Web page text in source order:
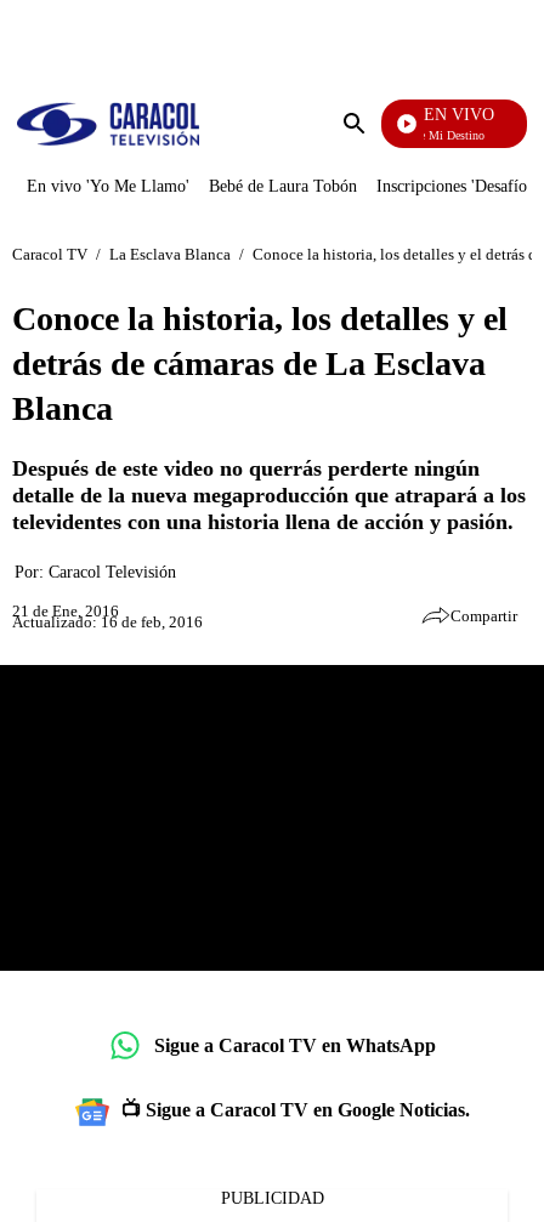
Enviar
EN VIVO
El Juego De Mi Destino
En vivo 'Yo Me Llamo' Bebé de Laura Tobón Inscripciones 'Desafío'
Caracol TV / La Esclava Blanca / Conoce la historia, los detalles y el detrás
Conoce la historia, los detalles y el
detrás de cámaras de La Esclava
Blanca
Después de este video no querrás perderte ningún
detalle de la nueva megaproducción que atrapará a los
televidentes con una historia llena de acción y pasión.
Por: Caracol Televisión
21 de Ene, 2016
Actualizado: 16 de feb, 2016 Compartir
Sigue a Caracol TV en WhatsApp
📺 Sigue a Caracol TV en Google Noticias.
PUBLICIDAD